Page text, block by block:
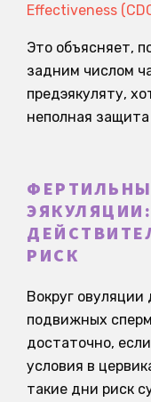
Effectiveness
Это объясняет,
задним числом
предэякуляту,
неполная
РИСК
Вокруг
подвижных
достаточно,
условия в
такие дни риск